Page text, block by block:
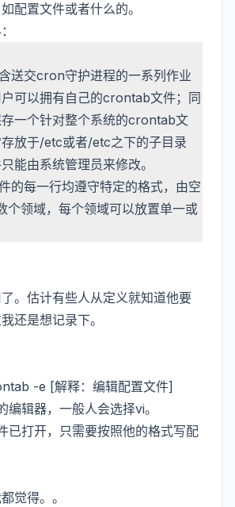
配置文件或者什么的。
送交cron守护进程的一系列作业
可以拥有自己的crontab文件；同
一个针对整个系统的crontab文
放于/etc或者/etc之下的子目录
能由系统管理员来修改。
每一行均遵守特定的格式，由空
个领域，每个领域可以放置单一或
。估计有些人从定义就知道他要
还是想记录下。
-e [解释：编辑配置文件]
编辑器，一般人会选择vi。
已打开，只需要按照他的格式写配
觉得。。